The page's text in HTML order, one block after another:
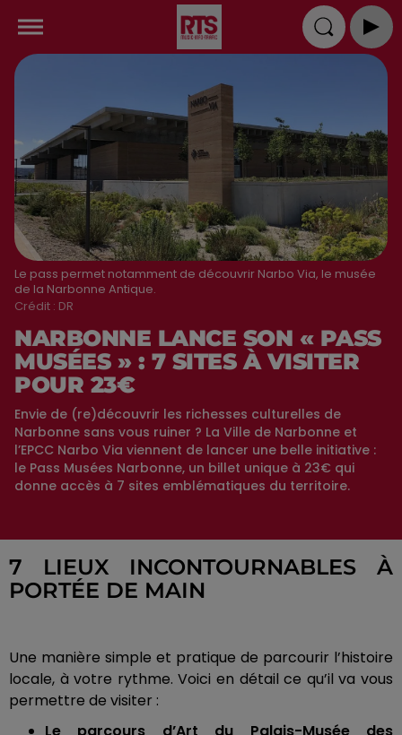
Le pass permet notamment de découvrir Narbo Via, le musée
de la Narbonne Antique.
Crédit : DR
NARBONNE LANCE SON « PASS
MUSÉES » : 7 SITES À VISITER
POUR 23€
Envie de (re)découvrir les richesses culturelles de
Narbonne sans vous ruiner ? La Ville de Narbonne et
l’EPCC Narbo Via viennent de lancer une belle initiative :
le Pass Musées Narbonne, un billet unique à 23€ qui
donne accès à 7 sites emblématiques du territoire.
7 LIEUX INCONTOURNABLES À
PORTÉE DE MAIN
Une manière simple et pratique de parcourir l’histoire
locale, à votre rythme. Voici en détail ce qu’il va vous
permettre de visiter :